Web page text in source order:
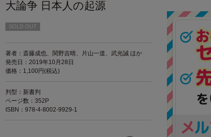
大論争 日本人の起源
SOLD OUT
著者：斎藤成也、関野吉晴、片山一道、武光誠 ほか
発売日：2019年10月28日
価格：1,100円(税込)
判型：新書判
ページ数：352P
ISBN：978-4-8002-9929-1